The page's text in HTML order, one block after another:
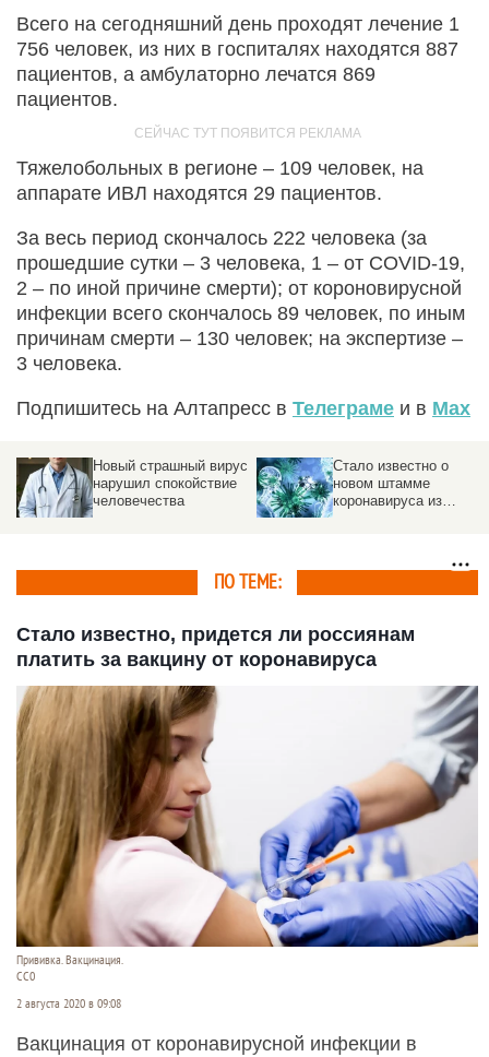
Всего на сегодняшний день проходят лечение 1
756 человек, из них в госпиталях находятся 887
пациентов, а амбулаторно лечатся 869
пациентов.
Тяжелобольных в регионе – 109 человек, на
аппарате ИВЛ находятся 29 пациентов.
За весь период скончалось 222 человека (за
прошедшие сутки – 3 человека, 1 – от COVID-19,
2 – по иной причине смерти); от короновирусной
инфекции всего скончалось 89 человек, по иным
причинам смерти – 130 человек; на экспертизе –
3 человека.
Подпишитесь на Алтапресс в Телеграме и в Max
Новый страшный вирус
нарушил спокойствие
человечества
Стало известно о
новом штамме
коронавируса из
ПО ТЕМЕ:
Стало известно, придется ли россиянам
платить за вакцину от коронавируса
Прививка. Вакцинация.
СС0
2 августа 2020 в 09:08
Вакцинация от коронавирусной инфекции в